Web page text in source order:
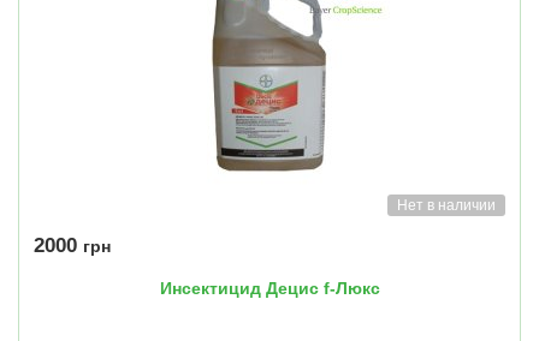
Нет в наличии
2000 грн
Инсектицид Децис f-Люкс